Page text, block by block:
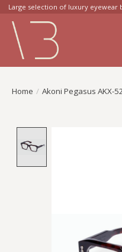
Large selection of luxury
Home / Akoni Pegasus AKX-